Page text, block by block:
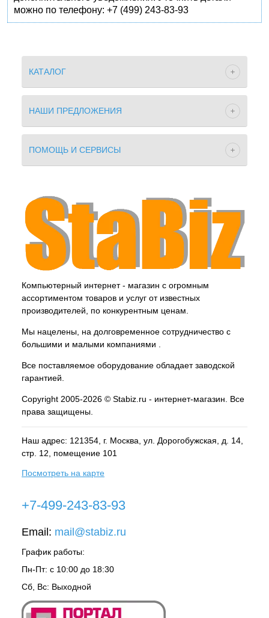
можно по телефону: +7 (499) 243-83-93
КАТАЛОГ
НАШИ ПРЕДЛОЖЕНИЯ
ПОМОЩЬ И СЕРВИСЫ
Компьютерный интернет - магазин с огромным
ассортиментом товаров и услуг от известных
производителей, по конкурентным ценам.
Мы нацелены, на долговременное сотрудничество с
большими и малыми компаниями .
Все поставляемое оборудование обладает заводской
гарантией.
Copyright 2005-2026 © Stabiz.ru - интернет-магазин. Все
права защищены.
Наш адрес: 121354, г. Москва , ул. Дорогобужская, д. 14,
стр. 12, помещение 101
Посмотреть на карте
+7-499-243-83-93
Email: mail@stabiz.ru
График работы:
Пн-Пт: с 10:00 до 18:30
Сб, Вс: Выходной